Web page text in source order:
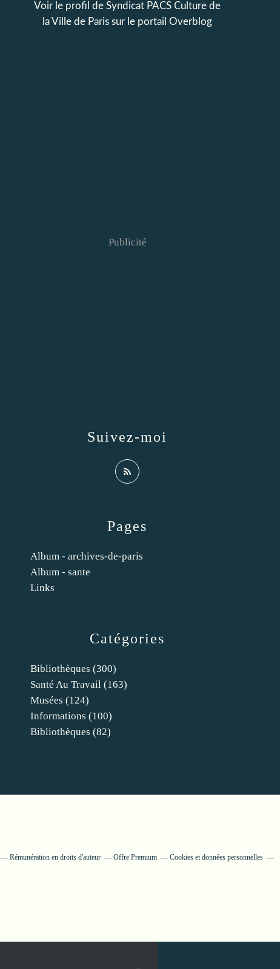
Catégories
Bibliothèques (300)
Santé Au Travail (163)
Musées (124)
Informations (100)
Bibliothèques (82)
Pages
Album - archives-de-paris
Album - sante
Links
Voir le profil de Syndicat PACS Culture de
la Ville de Paris sur le portail Overblog
Suivez-moi
Publicité
Rémunération en droits d'auteur Offre Premium
Cookies et données personnelles